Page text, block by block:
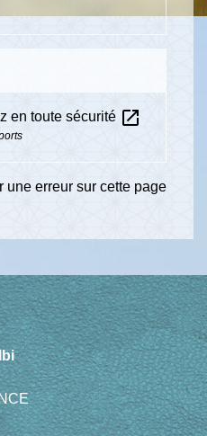
en toute sécurité open_in_new
une erreur sur cette page